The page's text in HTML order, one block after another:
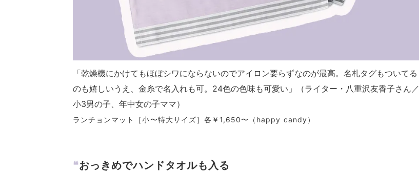
「乾燥機にかけてもほぼシワにならないのでアイロン要らずなのが最高。名札タグもついてる
のも嬉しいうえ、金糸で名入れも可。24色の色味も可愛い」（ライター・八重沢友香子さん／
小3男の子、年中女の子ママ）
ランチョンマット［小〜特大サイズ］各￥1,650〜（happy candy）
❝おっきめでハンドタオルも入る